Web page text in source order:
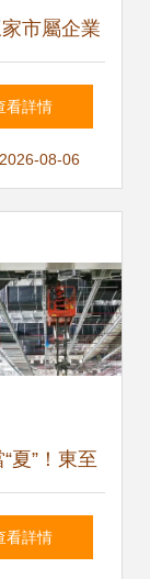
市屬企業
東海洋強省
貢獻獎，
擔當
看詳情
08-06
夏”！東至
設“熱辣滾
看詳情